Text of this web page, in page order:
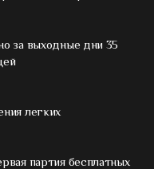
за выходные дни 35
легких
партия бесплатных